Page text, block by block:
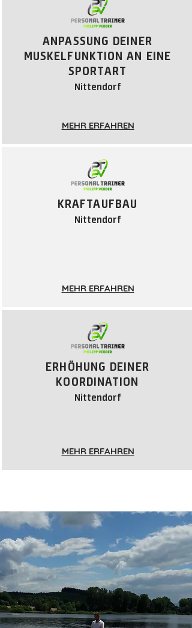
ANPASSUNG DEINER
MUSKELFUNKTION AN EINE
SPORTART
Nittendorf
MEHR ERFAHREN
KRAFTAUFBAU
Nittendorf
MEHR ERFAHREN
ERHÖHUNG DEINER
KOORDINATION
Nittendorf
MEHR ERFAHREN